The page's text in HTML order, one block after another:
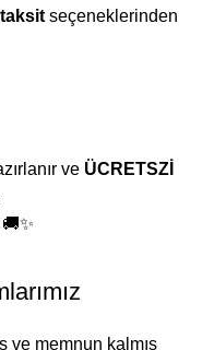
seçeneklerinden
ve ÜCRETSZİ
ve memnun kalmış